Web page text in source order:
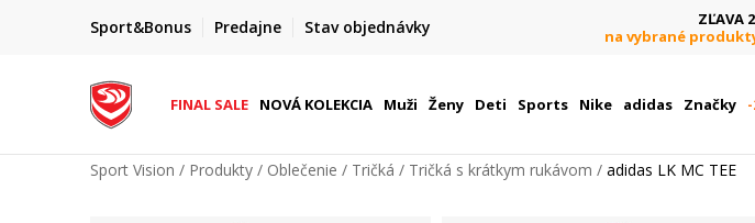
Sport&Bonus Predajne Stav objednávky
FINAL SALE AŽ -60 %
+ extra zľava 10 % len do 9. 8.
ZĽAVA 20 %
na vybrané produkty pre
FINAL SALE NOVÁ KOLEKCIA Muži Ženy Deti Sports Nike adidas Značky
Sport Vision Produkty Oblečenie Tričká Tričká s krátkym rukávom adidas LK MC TEE